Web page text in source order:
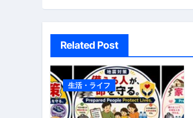
ン
Related Post
生活・ライフ